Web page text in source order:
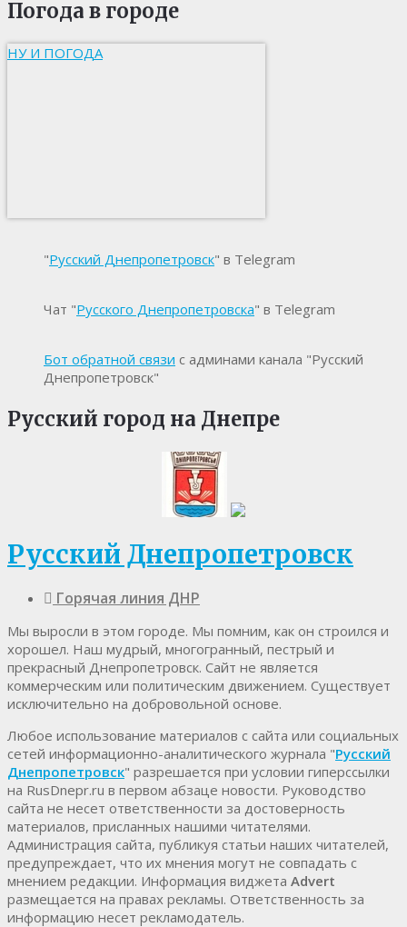
Погода в городе
НУ И ПОГОДА
"Русский Днепропетровск" в Telegram
Чат "Русского Днепропетровска" в Telegram
Бот обратной связи с админами канала "Русский
Днепропетровск"
Русский город на Днепре
Русский Днепропетровск
Горячая линия ДНР
Мы выросли в этом городе. Мы помним, как он строился и
хорошел. Наш мудрый, многогранный, пестрый и
прекрасный Днепропетровск. Cайт не является
коммерческим или политическим движением. Существует
исключительно на добровольной основе.
Любое использование материалов c сайта или социальных
сетей информационно-аналитического журнала "Русский
Днепропетровск" разрешается при условии гиперссылки
на RusDnepr.ru в первом абзаце новости. Руководство
сайта не несет ответственности за достоверность
материалов, присланных нашими читателями.
Администрация сайта, публикуя статьи наших читателей,
предупреждает, что их мнения могут не совпадать с
мнением редакции. Информация виджета Advert
размещается на правах рекламы. Ответственность за
информацию несет рекламодатель.